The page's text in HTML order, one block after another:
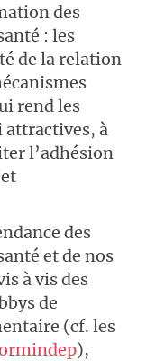
des
: les
de la relation
rend les
attractives, à
l’adhésion
des
et de nos
à vis des
de
(cf. les
),